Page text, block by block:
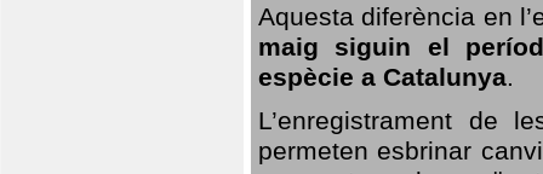
Aquesta diferència en
maig siguin el
espècie a Catalunya.
L’enregistrament de
permeten esbrinar